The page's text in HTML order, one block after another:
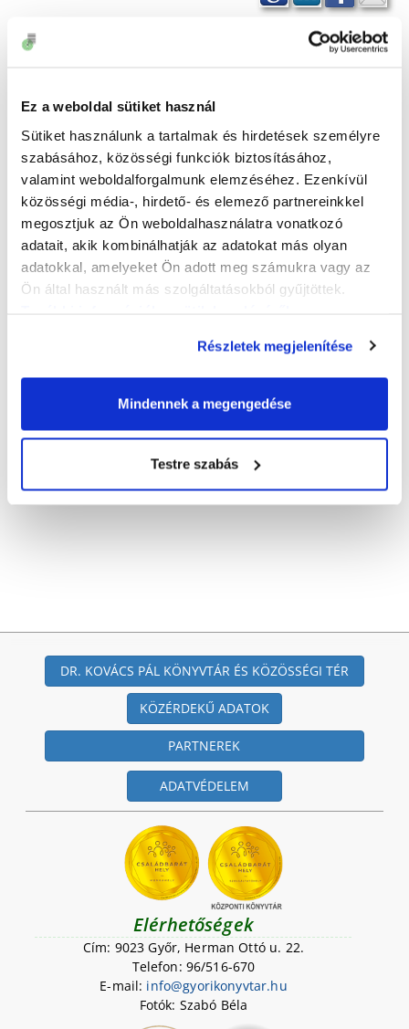
Ez a weboldal sütiket használ
Sütiket használunk a tartalmak és hirdetések személyre
szabásához, közösségi funkciók biztosításához,
valamint weboldalforgalmunk elemzéséhez. Ezenkívül
közösségi média-, hirdető- és elemező partnereinkkel
megosztjuk az Ön weboldalhasználatra vonatkozó
adatait, akik kombinálhatják az adatokat más olyan
adatokkal, amelyeket Ön adott meg számukra vagy az
Ön által használt más szolgáltatásokból gyűjtöttek.
Részletek megjelenítése
Mindennek a megengedése
Testre szabás
DR. KOVÁCS PÁL KÖNYVTÁR ÉS KÖZÖSSÉGI TÉR
KÖZÉRDEKŰ ADATOK
PARTNEREK
ADATVÉDELEM
Elérhetőségek
Cím: 9023 Győr, Herman Ottó u. 22.
Telefon: 96/516-670
E-mail: info@gyorikonyvtar.hu
Fotók: Szabó Béla